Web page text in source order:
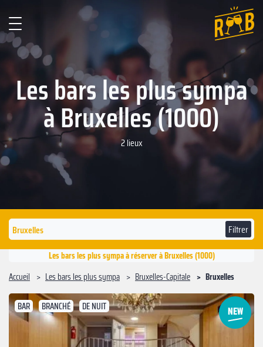
Les bars les plus sympa
à Bruxelles (1000)
2 lieux
Filtrer
Les bars les plus sympa à réserver à Bruxelles (1000)
Accueil
Les bars les plus sympa Bruxelles-Capitale Bruxelles
BAR BRANCHÉ DE NUIT